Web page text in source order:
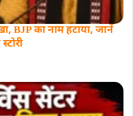
BJP का नाम हटाया, जानें